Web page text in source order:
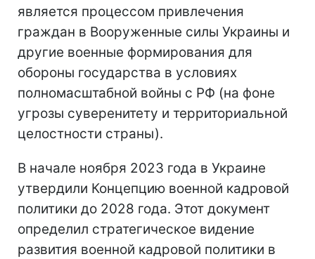
является процессом привлечения
граждан в Вооруженные силы Украины и
другие военные формирования для
обороны государства в условиях
полномасштабной войны с РФ (на фоне
угрозы суверенитету и территориальной
целостности страны).
В начале ноября 2023 года в Украине
утвердили Концепцию военной кадровой
политики до 2028 года. Этот документ
определил стратегическое видение
развития военной кадровой политики в